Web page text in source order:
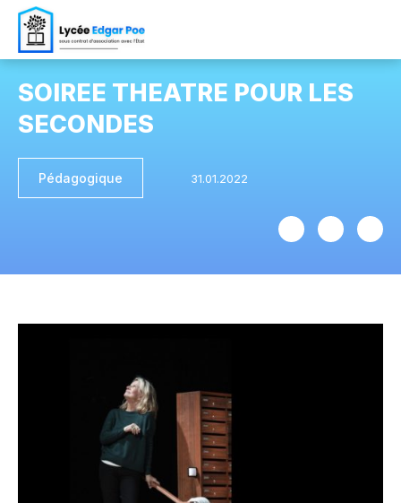
SOIREE THEATRE POUR LES
SECONDES
Pédagogique